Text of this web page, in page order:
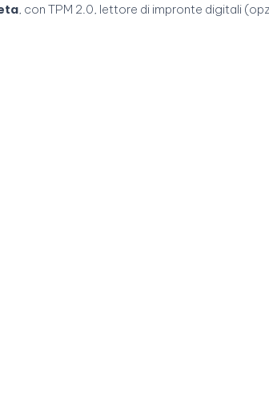
, con TPM 2.0, lettore di impronte digitali